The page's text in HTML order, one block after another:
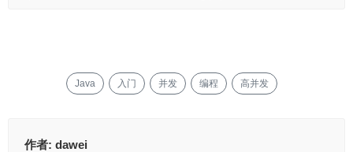
Java 入门 并发 编程 高并发
作者: dawei